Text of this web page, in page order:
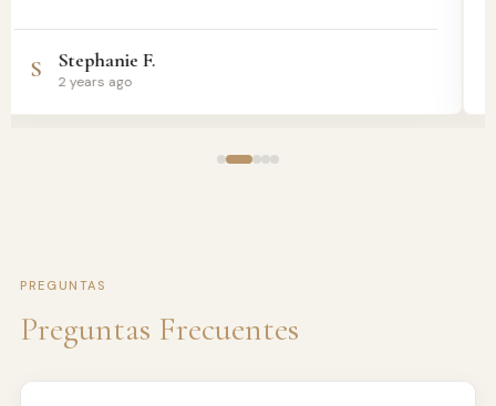
S Stephanie F.
2 years ago
PREGUNTAS
Preguntas Frecuentes